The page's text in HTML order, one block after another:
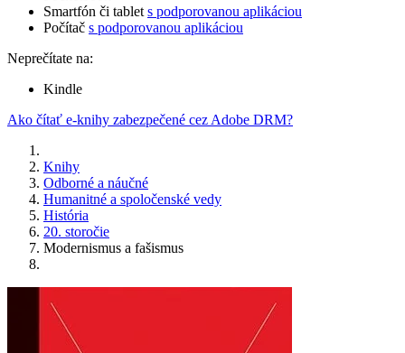
Smartfón či tablet s podporovanou aplikáciou
Počítač s podporovanou aplikáciou
Neprečítate na:
Kindle
Ako čítať e-knihy zabezpečené cez Adobe DRM?
Knihy
Odborné a náučné
Humanitné a spoločenské vedy
História
20. storočie
Modernismus a fašismus